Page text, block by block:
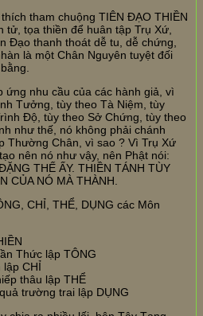
tham chuộng TIÊN ĐẠO THIỀN
tử, tọa thiền để huân tập Trụ Xứ,
Đạo thanh thoát dễ tu, dễ chứng,
là một Chân Nguyên tuyệt đối
ứng nhu cầu của các hành giả, vì
Tưởng, tùy theo Tà Niệm, tùy
Độ, tùy theo Sở Chứng, tùy theo
như thế, nó không phải chánh
Thường Chân, vì sao ? Vì Trụ Xứ
nên nó như vậy, nên Phật nói:
THẾ ẤY. THIỀN TÁNH TÙY
CỦA NÓ MÀ THÀNH.
CHỈ, THỂ, DỤNG các Môn
Thức lập TÔNG
CHỈ
thâu lập THỂ
trường trai lập DỤNG